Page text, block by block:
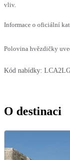
vliv.
Informace o oficiální
Polovina hvězdičky
Kód nabídky:
O destinaci